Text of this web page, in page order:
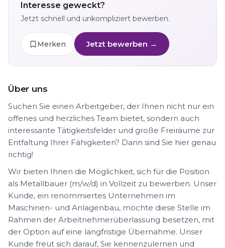
Interesse geweckt?
Jetzt schnell und unkompliziert bewerben.
Merken Jetzt bewerben →
Über uns
Suchen Sie einen Arbeitgeber, der Ihnen nicht nur ein
offenes und herzliches Team bietet, sondern auch
interessante Tätigkeitsfelder und große Freiräume zur
Entfaltung Ihrer Fähigkeiten? Dann sind Sie hier genau
richtig!
Wir bieten Ihnen die Möglichkeit, sich für die Position
als Metallbauer (m/w/d) in Vollzeit zu bewerben. Unser
Kunde, ein renommiertes Unternehmen im
Maschinen- und Anlagenbau, möchte diese Stelle im
Rahmen der Arbeitnehmerüberlassung besetzen, mit
der Option auf eine langfristige Übernahme. Unser
Kunde freut sich darauf, Sie kennenzulernen und